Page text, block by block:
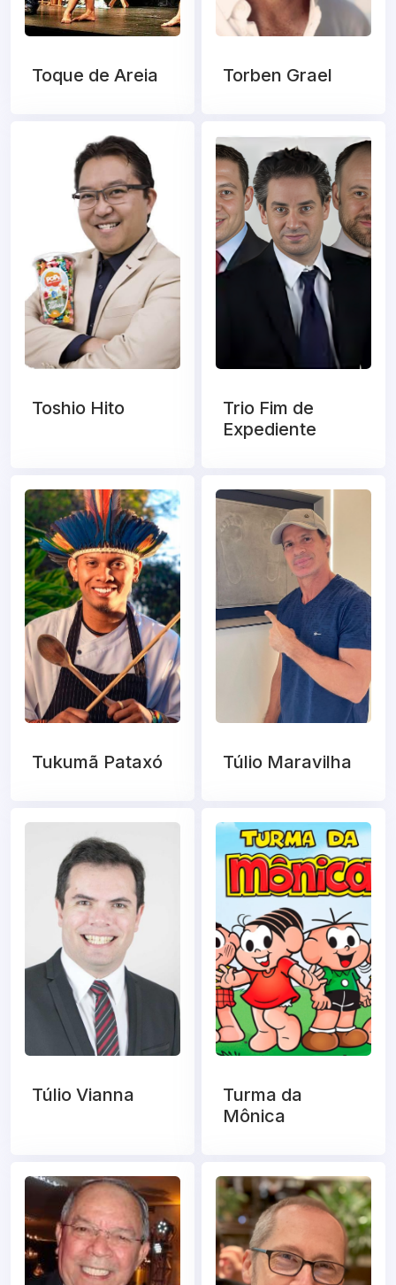
Toque de Areia Torben Grael
Toshio Hito
Trio Fim de
Expediente
Tukumã Pataxó Túlio Maravilha
Túlio Vianna
Turma da
Mônica